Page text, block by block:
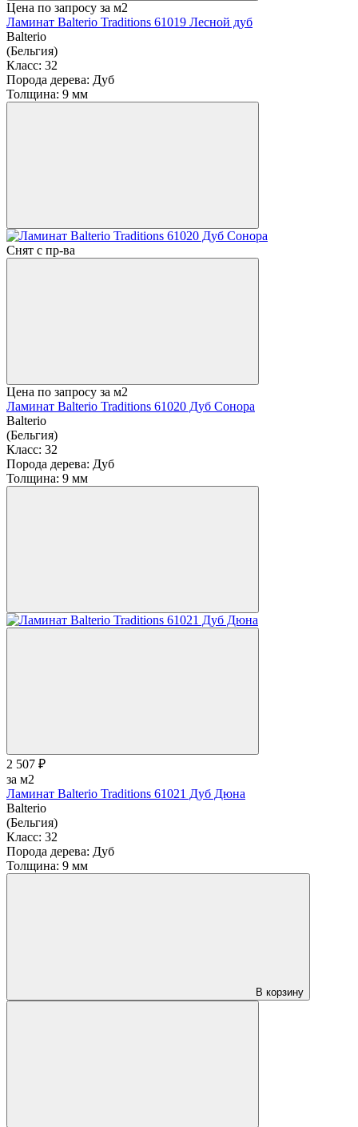
Цена по запросу за м2
Ламинат Balterio Traditions 61019 Лесной дуб
Balterio
(Бельгия)
Класс: 32
Порода дерева: Дуб
Толщина: 9 мм
Снят с пр-ва
Цена по запросу за м2
Ламинат Balterio Traditions 61020 Дуб Сонора
Balterio
(Бельгия)
Класс: 32
Порода дерева: Дуб
Толщина: 9 мм
2 507 ₽
за м2
Ламинат Balterio Traditions 61021 Дуб Дюна
Balterio
(Бельгия)
Класс: 32
Порода дерева: Дуб
Толщина: 9 мм
В корзину